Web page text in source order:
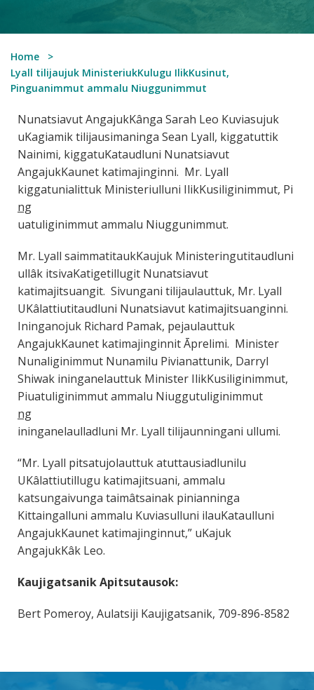
Home
Lyall tilijaujuk MinisteriukKulugu IlikKusinut,
Pinguanimmut ammalu Niuggunimmut
Nunatsiavut AngajukKânga Sarah Leo Kuviasujuk
uKagiamik tilijausimaninga Sean Lyall, kiggatuttik
Nainimi, kiggatuKataudluni Nunatsiavut
AngajukKaunet katimajinginni. Mr. Lyall
kiggatunialittuk Ministeriulluni IlikKusiliginimmut, Pi
ng
uatuliginimmut ammalu Niuggunimmut.
Mr. Lyall saimmatitaukKaujuk Ministeringutitaudluni
ullâk itsivaKatigetillugit Nunatsiavut
katimajitsuangit. Sivungani tilijaulauttuk, Mr. Lyall
UKâlattiutitaudluni Nunatsiavut katimajitsuanginni.
Ininganojuk Richard Pamak, pejaulauttuk
AngajukKaunet katimajinginnit Āprelimi. Minister
Nunaliginimmut Nunamilu Pivianattunik, Darryl
Shiwak ininganelauttuk Minister IlikKusiliginimmut,
Pi
ng
uatuliginimmut ammalu Niuggutuliginimmut
ininganelaulladluni Mr. Lyall tilijaunningani ullumi.
“Mr. Lyall pitsatujolauttuk atuttausiadlunilu
UKâlattiutillugu katimajitsuani, ammalu
katsungaivunga taimâtsainak pinianninga
Kittaingalluni ammalu Kuviasulluni ilauKataulluni
AngajukKaunet katimajinginnut,” uKajuk
AngajukKâk Leo.
Kaujigatsanik Apitsutausok:
Bert Pomeroy, Aulatsiji Kaujigatsanik, 709-896-8582